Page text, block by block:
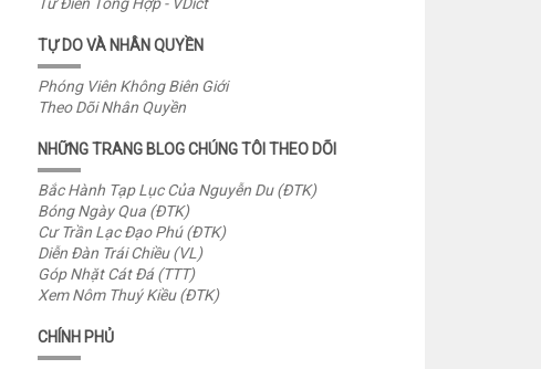
TỰ DO VÀ NHÂN QUYỀN
Phóng Viên Không Biên Giới
Theo Dõi Nhân Quyền
NHỮNG TRANG BLOG CHÚNG TÔI THEO DÕI
Bắc Hành Tạp Lục Của Nguyễn Du (ĐTK)
Bóng Ngày Qua (ĐTK)
Cư Trần Lạc Đạo Phú (ĐTK)
Diễn Đàn Trái Chiều (VL)
Góp Nhặt Cát Đá (TTT)
Xem Nôm Thuý Kiều (ĐTK)
CHÍNH PHỦ